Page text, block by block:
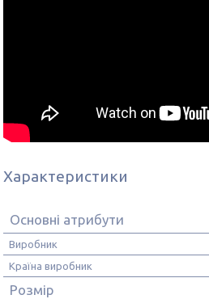
Характеристики
Основні атрибути
Виробник
Країна виробник
Розмір